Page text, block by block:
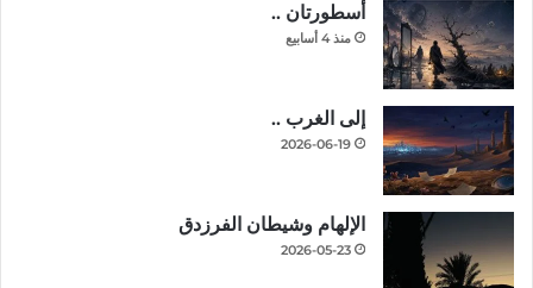
أسطورتان ..
منذ 4 أسابيع
إلى الغرب ..
2026-06-19
الإلهام وشيطان الفرزدق
2026-05-23